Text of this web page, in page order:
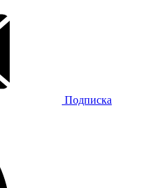
Подписка